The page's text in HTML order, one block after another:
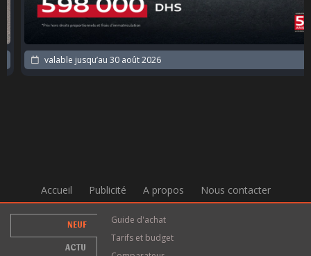
valable jusqu’au30 août 2026
Accueil Publicité A propos Nous contacter
NEUF
ACTU
Guide d'achat
Tarifs et budget